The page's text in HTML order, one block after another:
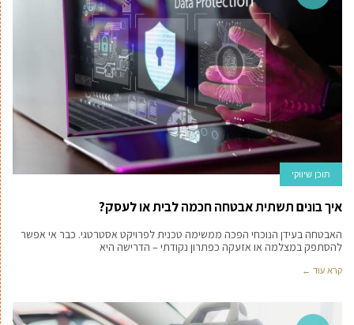
תוכן שיווקי
איך בונים תשתית אבטחה חכמה לבית או לעסק?
האבטחה בעידן הנוכחי הפכה ממשימה טכנית לפרויקט אסטרטגי. כבר אי אפשר
להסתפק במצלמה או אזעקה כפתרון נקודתי – הדרישה היא
קרא עוד ←